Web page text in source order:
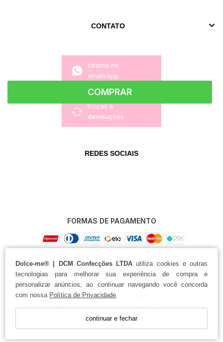
Dolce-me® | DCM Confecções LTDA utiliza cookies e outras
tecnologias para melhorar sua experiência de compra e
personalizar anúncios, ao continuar navegando você concorda
com nossa Política de Privacidade.
continuar e fechar
COMPRAR
CONTATO
chama no
whatsapp
trocas e
devoluções
REDES SOCIAIS
FORMAS DE PAGAMENTO